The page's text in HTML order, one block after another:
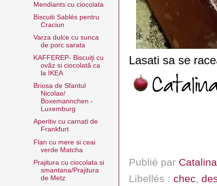
Lasati sa se
Publié par Catalina
Libellés : chec,
Mendiants cu ciocolata
Biscuiti Sablés pentru
Craciun
Varza dulce cu sunca
de porc sarata
KAFFEREP- Biscuiţi cu
ovăz si ciocolată ca
la IKEA
Briosa de Sfantul
Nicolae/
Boxemannchen -
Luxemburg
Aperitiv cu carnati de
Frankfurt
Flan cu mere si ceai
verde Matcha
Prajitura cu ciocolata si
smantana/Prajitura
de Metz